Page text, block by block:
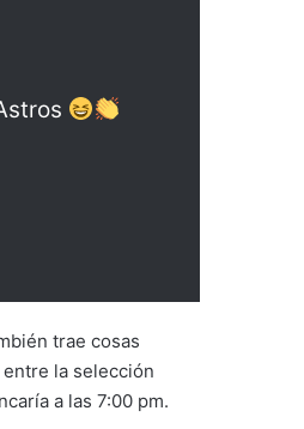
trae cosas
la selección
a las 7:00 pm.